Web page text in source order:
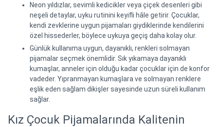
Neon yıldızlar, sevimli kedicikler veya çiçek desenleri gibi
neşeli detaylar, uyku rutinini keyifli hâle getirir. Çocuklar,
kendi zevklerine uygun pijamaları giydiklerinde kendilerini
özel hissederler, böylece uykuya geçiş daha kolay olur.
Günlük kullanıma uygun, dayanıklı, renkleri solmayan
pijamalar seçmek önemlidir. Sık yıkamaya dayanıklı
kumaşlar, anneler için olduğu kadar çocuklar için de konfor
vadeder. Yıpranmayan kumaşlara ve solmayan renklere
eşlik eden sağlam dikişler sayesinde uzun süreli kullanım
sağlar.
Kız Çocuk Pijamalarında Kalitenin